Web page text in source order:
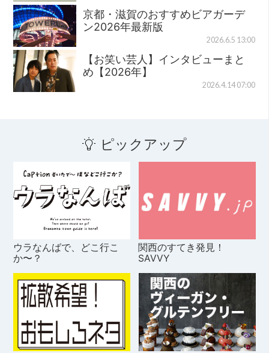
京都・滋賀のおすすめビアガーデ
ン2026年最新版
2026.6.5 13:00
【お笑い芸人】インタビューまと
め【2026年】
2026.4.14 07:00
ピックアップ
ウラなんばで、どこ行こ
か〜？
関西のすてき発見！
SAVVY